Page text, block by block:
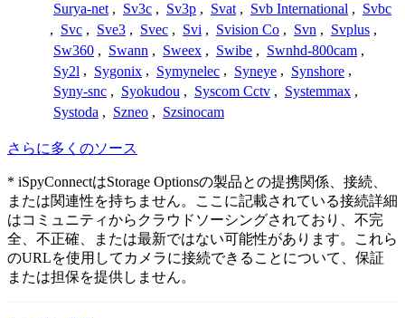
Surya-net , Sv3c , Sv3p , Svat , Svb International , Svbc
, Svc , Sve3 , Svec , Svi , Svision Co , Svn , Svplus ,
Sw360 , Swann , Sweex , Swibe , Swnhd-800cam ,
Sy2l , Sygonix , Symynelec , Syneye , Synshore ,
Syny-snc , Syokudou , Syscom Cctv , Systemmax ,
Systoda , Szneo , Szsinocam
さらに多くのソース
* iSpyConnectはStorage Optionsの製品との提携関係、接続、
または関連性を持ちません。ここに記載されている接続詳細
はコミュニティからクラウドソーシングされており、不完
全、不正確、または最新ではない可能性があります。これら
のURLを使用してカメラに接続できることについて、保証
または担保を提供しません。